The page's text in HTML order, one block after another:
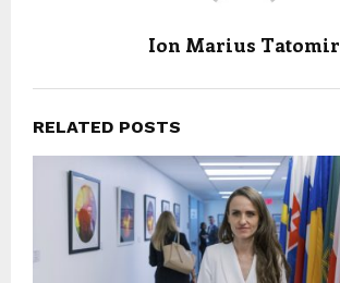
Ion Marius Tatomir
RELATED POSTS